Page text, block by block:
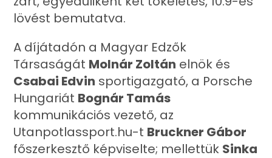
lövést bemutatva.
A díjátadón a Magyar Edzők
Társaságát Molnár Zoltán elnök és
Csabai Edvin sportigazgató, a Porsche
Hungariát Bognár Tamás
kommunikációs vezető, az
Utanpotlassport.hu-t Bruckner Gábor
főszerkesztő képviselte; mellettük Sinka